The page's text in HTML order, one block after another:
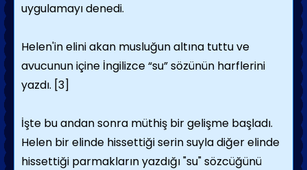
uygula­mayı denedi.
Helen'in elini akan musluğun altına tuttu ve
avucunun içine İngilizce “su” sözünün harflerini
yazdı. [3]
İşte bu andan sonra müthiş bir gelişme başladı.
Helen bir elinde hissettiği serin suyla diğer elinde
hissettiği parmakların yazdığı "su" sözcüğünü